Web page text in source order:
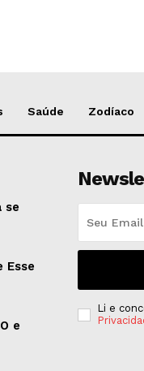
Saúde Zodíaco
se
Esse
e
Li e